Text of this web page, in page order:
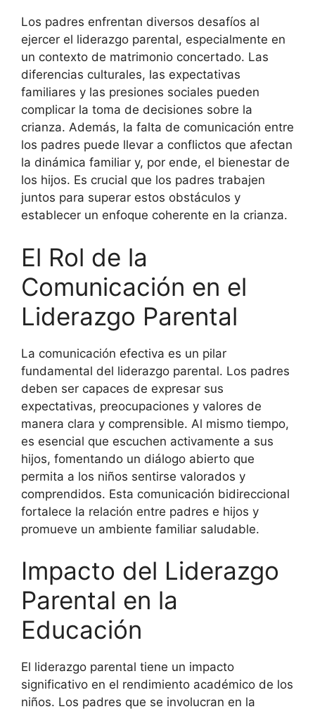
Los padres enfrentan diversos desafíos al
ejercer el liderazgo parental, especialmente en
un contexto de matrimonio concertado. Las
diferencias culturales, las expectativas
familiares y las presiones sociales pueden
complicar la toma de decisiones sobre la
crianza. Además, la falta de comunicación entre
los padres puede llevar a conflictos que afectan
la dinámica familiar y, por ende, el bienestar de
los hijos. Es crucial que los padres trabajen
juntos para superar estos obstáculos y
establecer un enfoque coherente en la crianza.
El Rol de la
Comunicación en el
Liderazgo Parental
La comunicación efectiva es un pilar
fundamental del liderazgo parental. Los padres
deben ser capaces de expresar sus
expectativas, preocupaciones y valores de
manera clara y comprensible. Al mismo tiempo,
es esencial que escuchen activamente a sus
hijos, fomentando un diálogo abierto que
permita a los niños sentirse valorados y
comprendidos. Esta comunicación bidireccional
fortalece la relación entre padres e hijos y
promueve un ambiente familiar saludable.
Impacto del Liderazgo
Parental en la
Educación
El liderazgo parental tiene un impacto
significativo en el rendimiento académico de los
niños. Los padres que se involucran en la